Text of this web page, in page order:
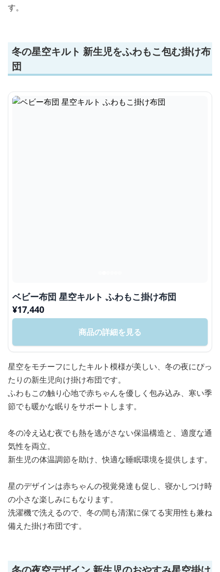
す。
冬の星空キルト 新生児をふわもこ包む掛け布
団
ベビー布団 星空キルト ふわもこ掛け布団
¥17,440
商品の詳細を見る
星空をモチーフにしたキルト模様が美しい、冬の夜にぴっ
たりの新生児向け掛け布団です。
ふわもこの触り心地で赤ちゃんを優しく包み込み、寒い季
節でも暖かな眠りをサポートします。
冬の冷え込む夜でも熱を逃がさない保温構造と、適度な通
気性を両立。
新生児の体温調節を助け、快適な睡眠環境を提供します。
星のデザインは赤ちゃんの視覚発達も促し、寝かしつけ時
の小さな楽しみにもなります。
洗濯機で洗えるので、冬の間も清潔に保てる実用性も兼ね
備えた掛け布団です。